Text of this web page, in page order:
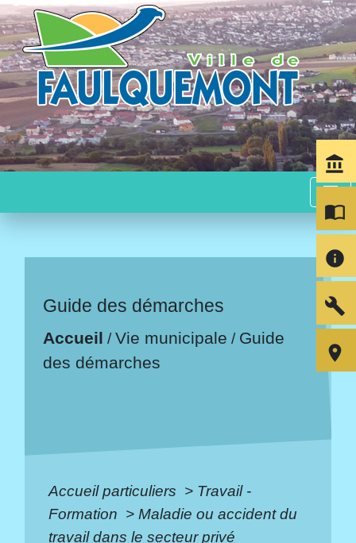
menu
Guide des démarches
Accueil /Vie municipale / Guide
des démarches
Accueil particuliers > Travail -
Formation > Maladie ou accident du
travail dans le secteur privé
account_balance
import_contacts
info
build
room